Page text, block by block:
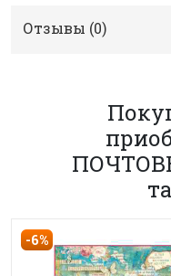
Отзывы (0)
-6%